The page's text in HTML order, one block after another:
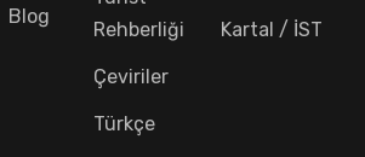
Blog
Rehberliği
Çeviriler
Türkçe
Kartal / İST